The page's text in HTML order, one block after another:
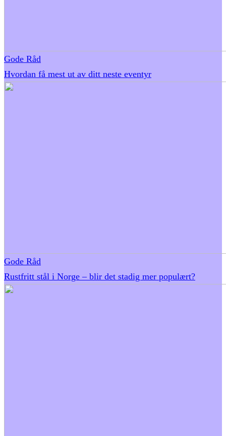
Gode Råd
Hvordan få mest ut av ditt neste eventyr
Gode Råd
Rustfritt stål i Norge – blir det stadig mer populært?